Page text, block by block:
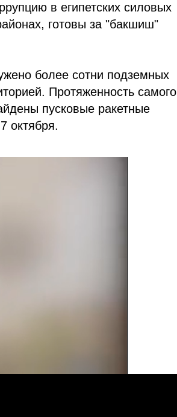
в египетских силовых
готовы за "бакшиш"
более сотни подземных
Протяженность самого
пусковые ракетные
октября.